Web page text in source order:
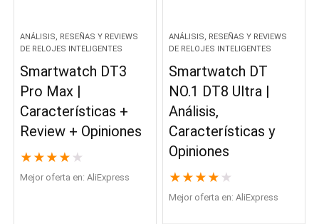
ANÁLISIS, RESEÑAS Y REVIEWS
DE RELOJES INTELIGENTES
Smartwatch DT3
Pro Max |
Características +
Review + Opiniones
★ ★ ★ ★ ★
Mejor oferta en: AliExpress
ANÁLISIS, RESEÑAS Y REVIEWS
DE RELOJES INTELIGENTES
Smartwatch DT
NO.1 DT8 Ultra |
Análisis,
Características y
Opiniones
★ ★ ★ ★ ★
Mejor oferta en: AliExpress